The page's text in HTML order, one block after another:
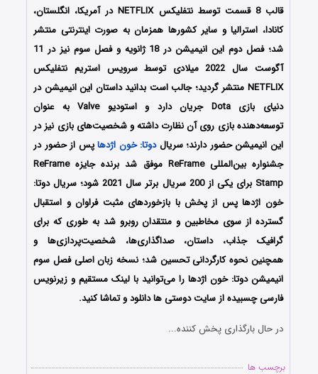
قالب 8 قسمت توسط نتفلیکس NETFLIX در آمریکا، انگلستان،
کانادا، استرالیا و سایر کشورها همزمان به صورت اینترنتی منتشر
شد؛ فصل دوم این انیمیشن در 18 ژانویه و فصل سوم نیز در 11
آگوست سال 2022 میلادی توسط سرویس استریم نتفلیکس
NETFLIX منتشر گردید؛ جالب است بدانید داستان این انیمیشن در
دنیای بازی Dota جریان دارد و استودیو Valve به ‌عنوان
توسعه‌دهنده بازی روی آن نظارت داشته و شخصیت‌های بازی نیز در
این انیمیشن حضور دارند؛ سریالدوتا: خون اژدهاپس از حضور در
جشنواره بین‌المللی ReFrame موفق شد برنده جایزه ReFrame
Stamp برای یکی از 200 سریال برتر سال 2021 شود؛ سریال دوتا:
خون اژدها پس از پخش با بازخوردهای مثبت فراوان و استقبال
گسترده از سوی مخاطبین و منتقدان روبرو شد به طوری که برای
گرافیک جذاب، داستان، صداگذاری‌ها، شخصیت‌پردازی‌ها و
همچنین نحوه کارگردانی تحسین شد؛ نسخه زبان اصلی فصل سوم
انیمیشن دوتا: خون اژدها را می‌توانید با لینک مستقیم و زیرنویس
فارسی چسبیده از سایت دوستی ها دانلود و تماشا کنید.
در حال بارگذاری پخش کننده...
برچسب ها